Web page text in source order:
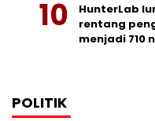
HunterLab
rentang
menjadi 710
POLITIK